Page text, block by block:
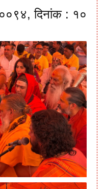
दिनांक : १०